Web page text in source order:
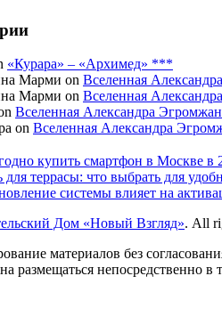
«Курара» – «Архимед» ***
Марми on Вселенная
Марми on Вселенная
Вселенная Александра
on Вселенная Александра
купить смартфон в Москве
для террасы: что выбрать для
системы влияет на
Дом «Новый Взгляд». All
материалов без
размещаться непосредственно